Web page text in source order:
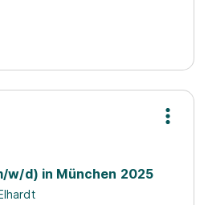
w/d) in München 2025